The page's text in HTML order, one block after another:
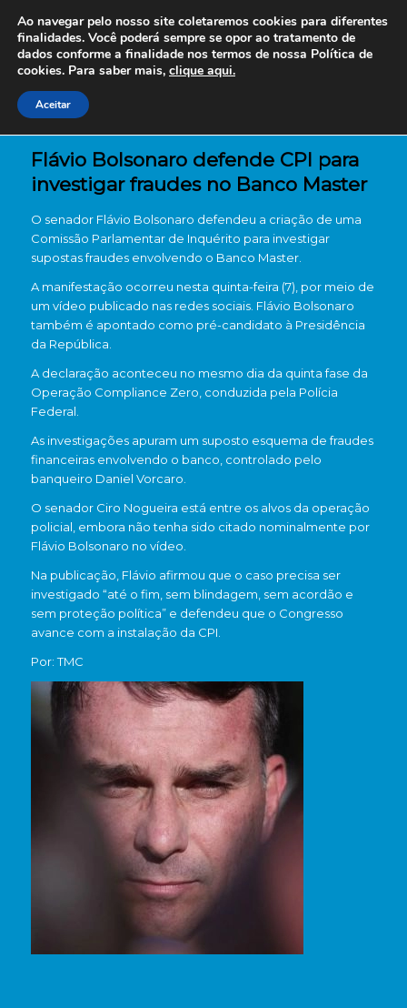
Flávio Bolsonaro defende CPI para
investigar fraudes no Banco Master
O senador Flávio Bolsonaro defendeu a criação de uma
Comissão Parlamentar de Inquérito para investigar
supostas fraudes envolvendo o Banco Master.
A manifestação ocorreu nesta quinta-feira (7), por meio de
um vídeo publicado nas redes sociais. Flávio Bolsonaro
também é apontado como pré-candidato à Presidência
da República.
A declaração aconteceu no mesmo dia da quinta fase da
Operação Compliance Zero , conduzida pela Polícia
Federal.
As investigações apuram um suposto esquema de fraudes
financeiras envolvendo o banco, controlado pelo
banqueiro Daniel Vorcaro
O senador Ciro Nogueira está entre os alvos da operação
policial, embora não tenha sido citado nominalmente por
Flávio Bolsonaro no vídeo.
Na publicação, Flávio afirmou que o caso precisa ser
investigado “até o fim, sem blindagem, sem acordão e
sem proteção política” e defendeu que o Congresso
avance com a instalação da CPI.
Por: TMC
Ao navegar pelo nosso site coletaremos cookies para diferentes
finalidades. Você poderá sempre se opor ao tratamento de
dados conforme a finalidade nos termos de nossa Política de
cookies. Para saber mais, clique aqui.
Aceitar